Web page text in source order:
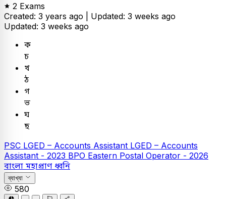
2 Exams
Created: 3 years ago | Updated: 3 weeks ago
Updated: 3 weeks ago
ক
চ
খ
ঠ
গ
ভ
ঘ
ছ
PSC LGED – Accounts Assistant LGED – Accounts
Assistant - 2023 BPO Eastern Postal Operator - 2026
বাংলা মহাপ্রাণ ধ্বনি
ব্যাখ্যা
580